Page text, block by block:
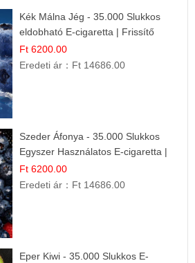
Kék Málna Jég - 35.000 Slukkos
eldobható E-cigaretta | Frissítő
Ízélmény
Ft 6200.00
Eredeti ár： Ft 14686.00
Szeder Áfonya - 35.000 Slukkos
Egyszer Használatos E-cigaretta |
Prémium Ízélmény
Ft 6200.00
Eredeti ár： Ft 14686.00
Eper Kiwi - 35.000 Slukkos E-